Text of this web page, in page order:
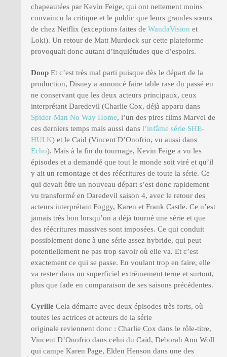
chapeautées par Kevin Feige, qui ont nettement moins
convaincu la critique et le public que leurs grandes sœurs
de chez Netflix (exceptions faites de WandaVision et
Loki). Un retour de Matt Murdock sur cette plateforme
provoquait donc autant d’inquiétudes que d’espoirs.
Doop Et c’est très mal parti puisque dès le départ de la
production, Disney a annoncé faire table rase du passé en
ne conservant que les deux acteurs principaux, ceux
interprétant Daredevil (Charlie Cox, déjà apparu dans
Spider-Man No Way Home, l’un des pires films Marvel de
ces derniers temps mais aussi dans l’infâme série SHE-
HULK) et le Caid (Vincent D’Onofrio, vu aussi dans
Echo). Mais à la fin du tournage, Kevin Feige a vu les
épisodes et a demandé que tout le monde soit viré et qu’il
y ait un remontage et des réécritures de toute la série. Ce
qui devait être un nouveau départ s’est donc rapidement
vu transformé en Daredevil saison 4, avec le retour des
acteurs interprétant Foggy, Karen et Frank Castle. Ce n’est
jamais très bon lorsqu’on a déjà tourné une série et que
des réécritures massives sont imposées. Ce qui conduit
possiblement donc à une série assez hybride, qui peut
potentiellement ne pas trop savoir où elle va. Et c’est
exactement ce qui se passe. En voulant trop en faire, elle
va rester dans un superficiel extrêmement terne et surtout,
plus que fade en comparaison de ses saisons précédentes.
Cyrille Cela démarre avec deux épisodes très forts, où
toutes les actrices et acteurs de la série
originale reviennent donc : Charlie Cox dans le rôle-titre,
Vincent D’Onofrio dans celui du Caïd, Deborah Ann Woll
qui campe Karen Page, Elden Henson dans une des